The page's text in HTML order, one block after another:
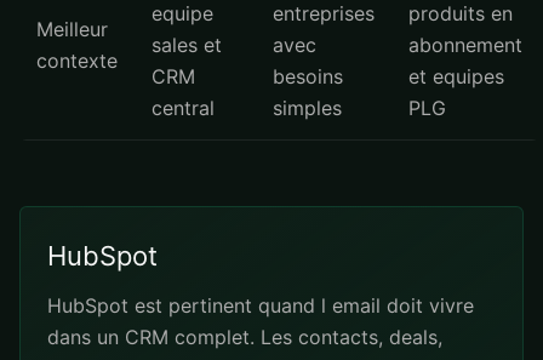
Meilleur
contexte
equipe
sales et
CRM
central
entreprises
avec
besoins
simples
produits en
abonnement
et equipes
PLG
HubSpot
HubSpot est pertinent quand l email doit vivre
dans un CRM complet. Les contacts, deals,